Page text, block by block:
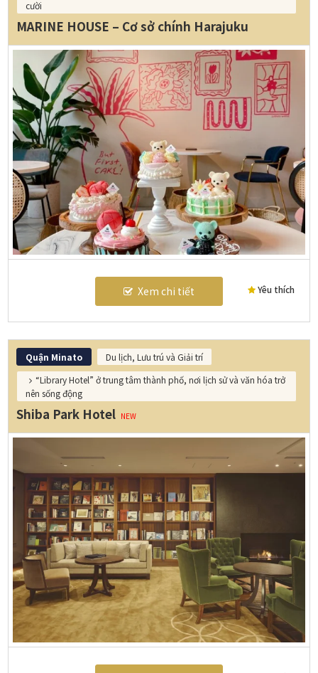
cười
Yêu thích
MARINE HOUSE – Cơ sở chính Harajuku
Xem chi tiết
Quận Minato
Du lịch, Lưu trú và Giải trí
“Library Hotel” ở trung tâm thành phố, nơi lịch sử và văn hóa trở
nên sống động
Shiba Park Hotel NEW